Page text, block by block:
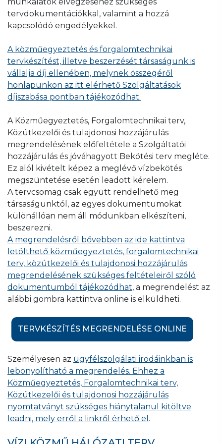
letölthető Új bekötés igénybejelentő és
árajánlatkérő (ivóvíz-bekötési terv megrendelő)
nyomtatvány hiánytalanul kitöltött példányával is
csatolása mellett.
burkolatbontási tilalomról nyomtatványon,
mely erről a linkről érhető el.
Ezen megkeresés esetén egyedi árajánlatot
küldünk ki a Megrendelő felé, melynek
elfogadása esetén egyedi vállalkozási
szerződés kerül megkötésre.
megrendelő adatai, elérhetőségei,
Közútkezelő nyilatkozata a Nyilatkozat
burkolatbontási tilalomról nyomtatványon,
tervdokumentációkkal, valamint a hozzá
kapcsolódó engedélyekkel.
A közműegyeztetés és forgalomtechnikai
tervkészítést, illetve beszerzését társaságunk is
vállalja díj ellenében, melynek összegéről
honlapunkon az itt elérhető Szolgáltatások
díjszabása pontban tájékozódhat.
A Közműegyeztetés, Forgalomtechnikai terv,
Közútkezelői és tulajdonosi hozzájárulás
megrendelésének előfeltétele a Szolgáltatói
hozzájárulás és jóváhagyott Bekötési terv megléte.
Ez alól kivételt képez a meglévő vízbekötés
megszüntetése esetén leadott kérelem.
A tervcsomag csak együtt rendelhető meg
társaságunktól, az egyes dokumentumokat
különállóan nem áll módunkban elkészíteni,
beszerezni.
A megrendelésről bővebben az ide kattintva
letölthető közműegyeztetés, forgalomtechnikai
terv, közútkezelői és tulajdonosi hozzájárulás
megrendelésének szükséges feltételeiről szóló
dokumentumból tájékozódhat, a megrendelést az
alábbi gombra kattintva online is elküldheti.
TERVKÉSZÍTÉS MEGRENDELÉSE ONLINE
Személyesen az ügyfélszolgálati irodáinkban is
lebonyolítható a megrendelés. Ehhez a
Közműegyeztetés, Forgalomtechnikai terv,
Közútkezelői és tulajdonosi hozzájárulás
nyomtatványt szükséges hiánytalanul kitöltve
leadni, mely erről a linkről érhető el .